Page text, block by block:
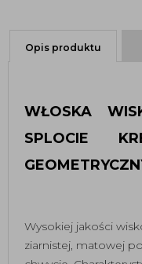
Opis produktu
WŁOSKA
SPLOCIE
Wysokiej jakości
ziarnistej, matowej